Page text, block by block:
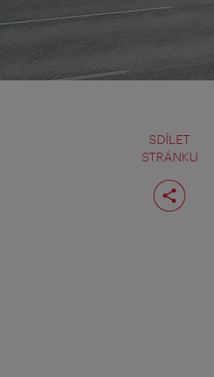
SDÍLET
STRÁNKU
Rozdělit
stranu